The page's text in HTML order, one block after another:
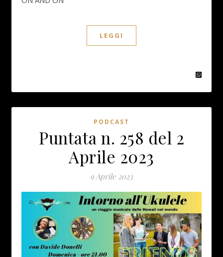
LEGGI
PODCAST
Puntata n. 258 del 2
Aprile 2023
9 Aprile 2023